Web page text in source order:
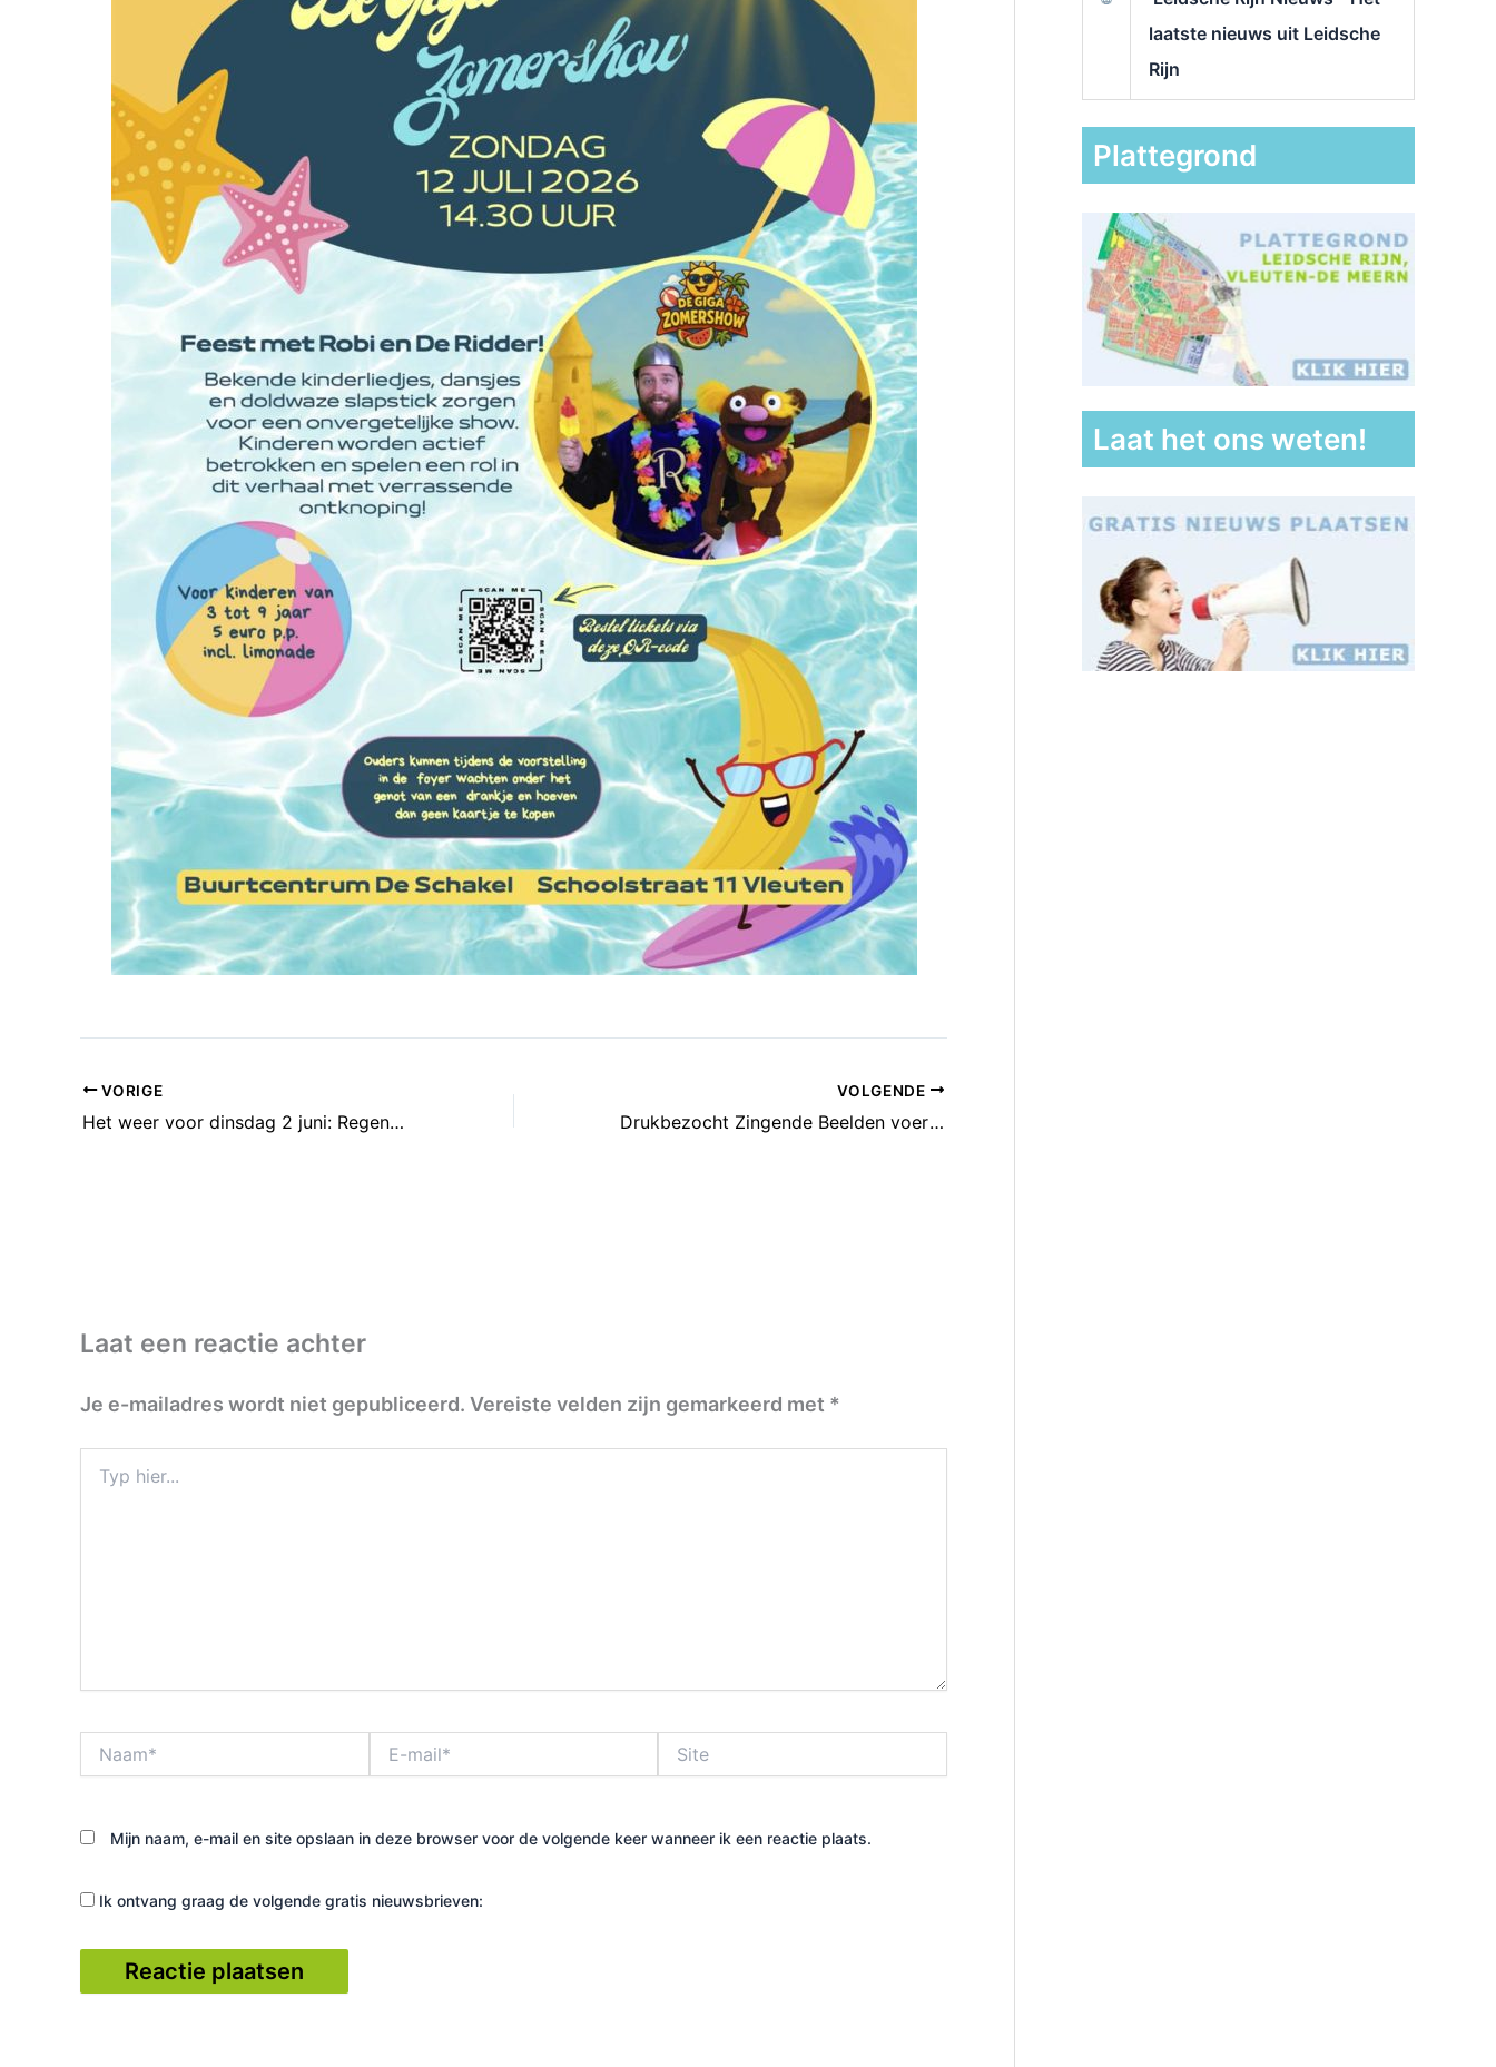
VORIGE
Het weer voor dinsdag 2 juni: Regen en onweersbuien
VOLGENDE
Drukbezocht Zingende Beelden voert publiek mee het park in
Laat een reactie achter
Je e-mailadres wordt niet gepubliceerd. Vereiste velden zijn gemarkeerd met *
hier...
mail*
Mijn naam, e-mail en site opslaan in deze browser voor de volgende keer wanneer ik een reactie plaats.
Ik ontvang graag de volgende gratis nieuwsbrieven:
laatste nieuws uit Leidsche
Rijn
Plattegrond
Laat het ons weten!